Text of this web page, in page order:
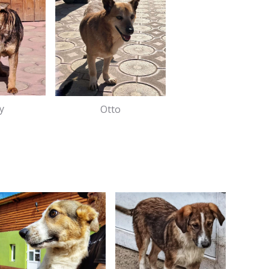
Otto